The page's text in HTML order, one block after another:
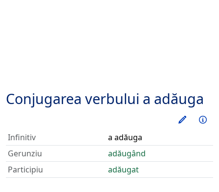
Conjugarea verbului a adăuga
Infinitiv
a adăuga
Gerunziu
adăugând
Participiu
adăugat